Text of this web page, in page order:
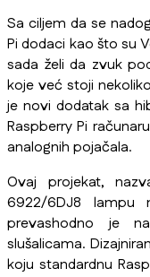
Sa ciljem da se
Pi dodaci kao što su
sada želi da zvuk
koje već stoji
je novi dodatak sa
Raspberry Pi
analognih pojačala.
Ovaj projekat,
6922/6DJ8 lampu
prevashodno je
slušalicama.
koju standardnu